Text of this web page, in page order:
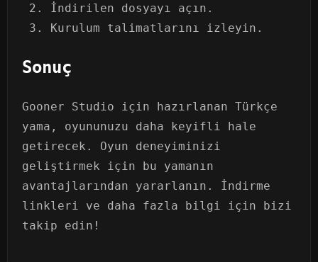
İndirilen dosyayı açın.
Kurulum talimatlarını izleyin.
Sonuç
Gooner Studio için hazırlanan Türkçe
yama, oyununuzu daha keyifli hale
getirecek. Oyun deneyiminizi
geliştirmek için bu yamanın
avantajlarından yararlanın. İndirme
linkleri ve daha fazla bilgi için bizi
takip edin!